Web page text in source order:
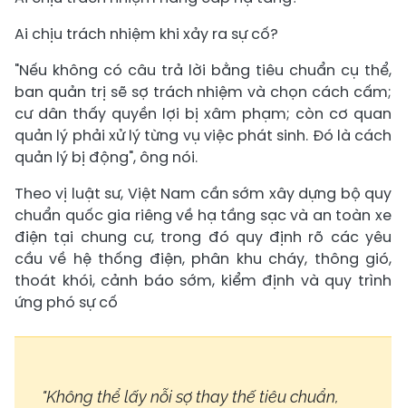
Ai chịu trách nhiệm khi xảy ra sự cố?
"Nếu không có câu trả lời bằng tiêu chuẩn cụ thể,
ban quản trị sẽ sợ trách nhiệm và chọn cách cấm;
cư dân thấy quyền lợi bị xâm phạm; còn cơ quan
quản lý phải xử lý từng vụ việc phát sinh. Đó là cách
quản lý bị động", ông nói.
Theo vị luật sư, Việt Nam cần sớm xây dựng bộ quy
chuẩn quốc gia riêng về hạ tầng sạc và an toàn xe
điện tại chung cư, trong đó quy định rõ các yêu
cầu về hệ thống điện, phân khu cháy, thông gió,
thoát khói, cảnh báo sớm, kiểm định và quy trình
ứng phó sự cố
"Không thể lấy nỗi sợ thay thế tiêu chuẩn,